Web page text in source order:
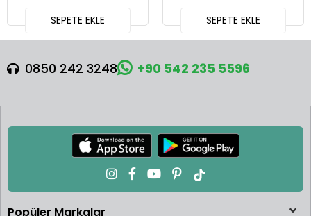
SEPETE EKLE SEPETE EKLE
0850 242 3248 +90 542 235 5596
Popüler Markalar